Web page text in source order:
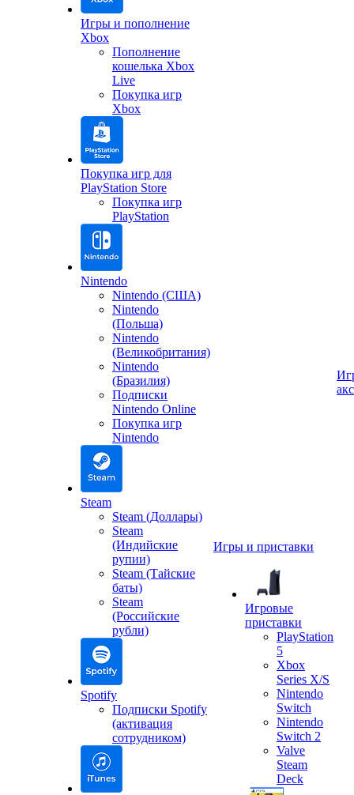
Игры и пополнение
Xbox
Пополнение
кошелька Xbox
Live
Покупка игр
Xbox
Покупка игр для
PlayStation Store
Покупка игр
PlayStation
Nintendo
Nintendo (США)
Nintendo
(Польша)
Nintendo
(Великобритания)
Nintendo
(Бразилия)
Подписки
Nintendo Online
Покупка игр
Nintendo
Steam
Steam (Доллары)
Steam
(Индийские
рупии)
Steam (Тайские
баты)
Steam
(Российские
рубли)
Spotify
Подписки Spotify
(активация
сотрудником)
Игры и приставки
Игровые
приставки
PlayStation
5
Xbox
Series X/S
Nintendo
Switch
Nintendo
Switch 2
Valve
Steam
Deck